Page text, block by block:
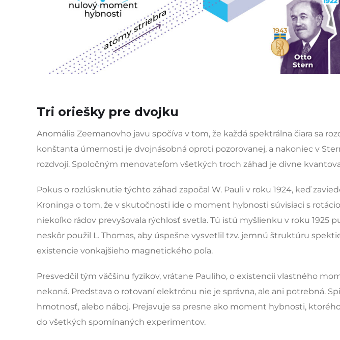
Tri oriešky pre dvojku
Anomália Zeemanovho javu spočíva v tom, že každá spektrálna čiara sa
konštanta úmernosti je dvojnásobná oproti pozorovanej, a nakoniec v
rozdvojí. Spoločným menovateľom všetkých troch záhad je divne
Pokus o rozlúsknutie týchto záhad započal W. Pauli v roku 1924, keď
Kroninga o tom, že v skutočnosti ide o moment hybnosti súvisiaci s
niekoľko rádov prevyšovala rýchlosť svetla. Tú istú myšlienku v roku 1925
neskôr použil L. Thomas, aby úspešne vysvetlil tzv. jemnú štruktúru
existencie vonkajšieho magnetického poľa.
Presvedčil tým väčšinu fyzikov, vrátane Pauliho, o existencii vlastného
nekoná. Predstava o rotovaní elektrónu nie je správna, ale ani potrebná.
hmotnosť, alebo náboj. Prejavuje sa presne ako moment hybnosti,
do všetkých spomínaných experimentov.